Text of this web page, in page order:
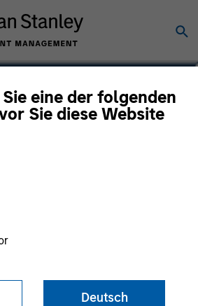
eine der folgenden
Sie diese Website
Deutsch
Chief of Staff